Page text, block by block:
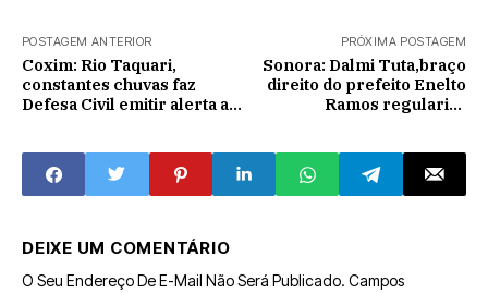
POSTAGEM ANTERIOR
Coxim: Rio Taquari,
constantes chuvas faz
Defesa Civil emitir alerta a
PRÓXIMA POSTAGEM
Sonora: Dalmi Tuta,braço
direito do prefeito Enelto
Ramos regulariza
DEIXE UM COMENTÁRIO
O Seu Endereço De E-Mail Não Será Publicado. Campos